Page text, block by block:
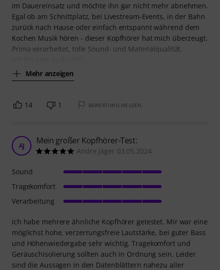
im Dauereinsatz und möchte ihn gar nicht mehr abnehmen.
Egal ob am Schnittplatz, bei Livestream-Events, in der Bahn
zurück nach Hause oder einfach entspannt während dem
Kochen Musik hören - dieser Kopfhörer hat mich überzeugt.
Prima verarbeitet, tolle Sound- und Materialqualität.
Mehr anzeigen
14 1 BEWERTUNG MELDEN
AJ Mein großer Kopfhörer-Test:
Andre Jäger 03.05.2024
Ich habe mehrere ähnliche Kopfhörer getestet. Mir war eine
möglichst hohe, verzerrungsfreie Lautstärke, bei guter Bass
und Höhenwiedergabe sehr wichtig. Tragekomfort und
Geräuschisolierung sollten auch in Ordnung sein. Leider
sind die Aussagen in den Datenblättern nahezu aller
Sound
Tragekomfort
Verarbeitung